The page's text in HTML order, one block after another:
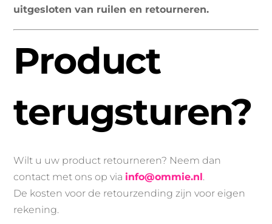
uitgesloten van ruilen en retourneren.
Product
terugsturen?
Wilt u uw product retourneren? Neem dan
contact met ons op via info@ommie.nl.
De kosten voor de retourzending zijn voor eigen
rekening.